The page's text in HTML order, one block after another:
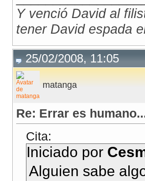
Y venció David al
tener David espada
25/02/2008, 11:05
matanga
Re: Errar es
Cita:
Iniciado por
Alguien sabe